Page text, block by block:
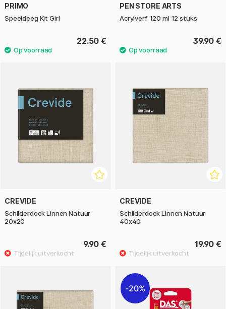
PRIMO
Speeldeeg Kit Girl
22.50 €
PEN STORE ARTS
Acrylverf 120 ml 12 stuks
39.90 €
CREVIDE
Schilderdoek Linnen Natuur
20x20
9.90 €
CREVIDE
Schilderdoek Linnen Natuur
40x40
19.90 €
20%